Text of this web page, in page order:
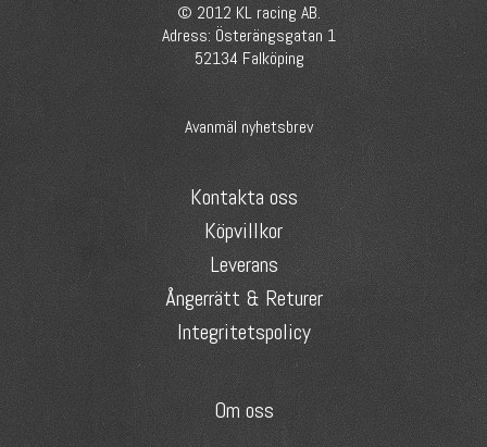
© 2012 KL racing AB.
Adress: Österängsgatan 1
52134 Falköping
Avanmäl nyhetsbrev
Kontakta oss
Köpvillkor
Leverans
Ångerrätt & Returer
Integritetspolicy
Om oss